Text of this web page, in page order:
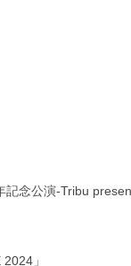
念公演-Tribu
」